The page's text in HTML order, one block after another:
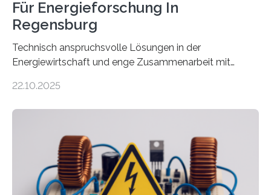
Für Energieforschung In
Regensburg
Technisch anspruchsvolle Lösungen in der
Energiewirtschaft und enge Zusammenarbeit mit
neuen EU-geförderten Transfer-Projekte zu
Energietechnologien werden vom Europäischen
Sozialfonds Plus (ESF+) gefördert – mit einer
Gesamtsumme von mehr als zwei Millionen Euro.
Damit zählt die Hochschule zu den großen
22.10.2025